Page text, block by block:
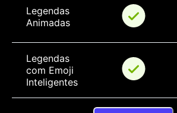
Legendas
Animadas
Legendas
com Emoji
Inteligentes